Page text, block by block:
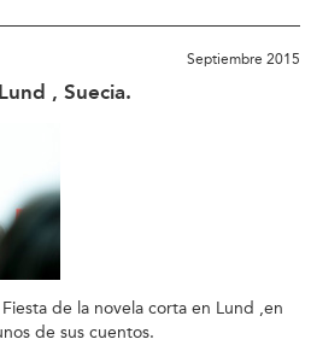
Septiembre 2015
, Suecia.
de la novela corta en Lund ,en
de sus cuentos.